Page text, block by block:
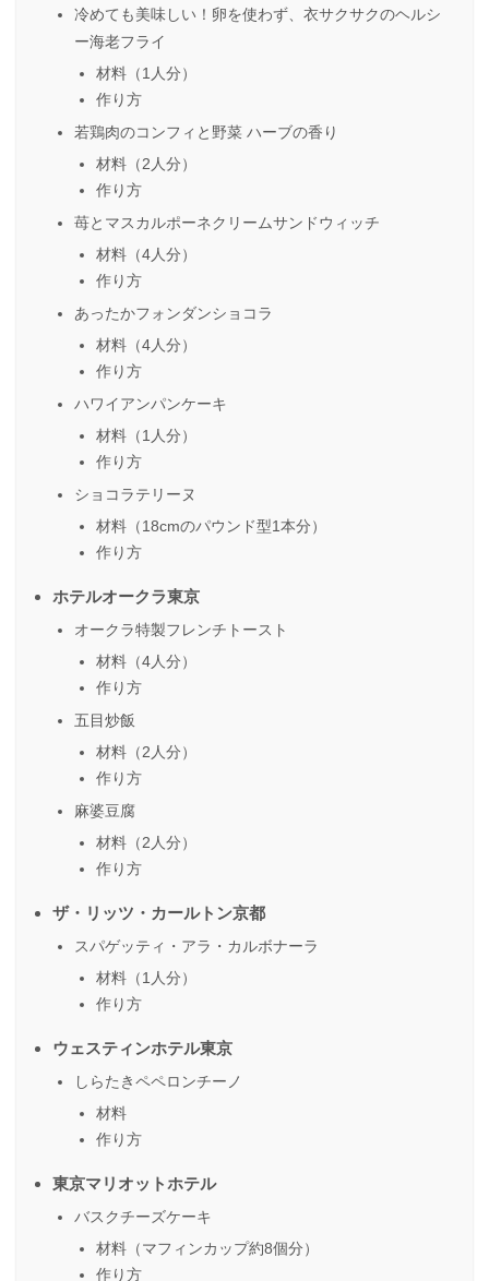
冷めても美味しい！卵を使わず、衣サクサクのヘルシ
ー海老フライ
材料（1人分）
作り方
若鶏⾁のコンフィと野菜 ハーブの香り
材料（2人分）
作り方
苺とマスカルポーネクリームサンドウィッチ
材料（4人分）
作り方
あったかフォンダンショコラ
材料（4人分）
作り方
ハワイアンパンケーキ
材料（1人分）
作り方
ショコラテリーヌ
材料（18cmのパウンド型1本分）
作り方
ホテルオークラ東京
オークラ特製フレンチトースト
材料（4人分）
作り方
五目炒飯
材料（2人分）
作り方
麻婆豆腐
材料（2人分）
作り方
ザ・リッツ・カールトン京都
スパゲッティ・アラ・カルボナーラ
材料（1人分）
作り方
ウェスティンホテル東京
しらたきペペロンチーノ
材料
作り方
東京マリオットホテル
バスクチーズケーキ
材料（マフィンカップ約8個分）
作り方